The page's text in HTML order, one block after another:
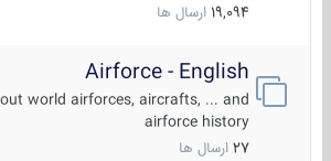
19,094 ارسال ها
Airforce - English
world airforces, aircrafts, ... and
airforce history
27 ارسال ها